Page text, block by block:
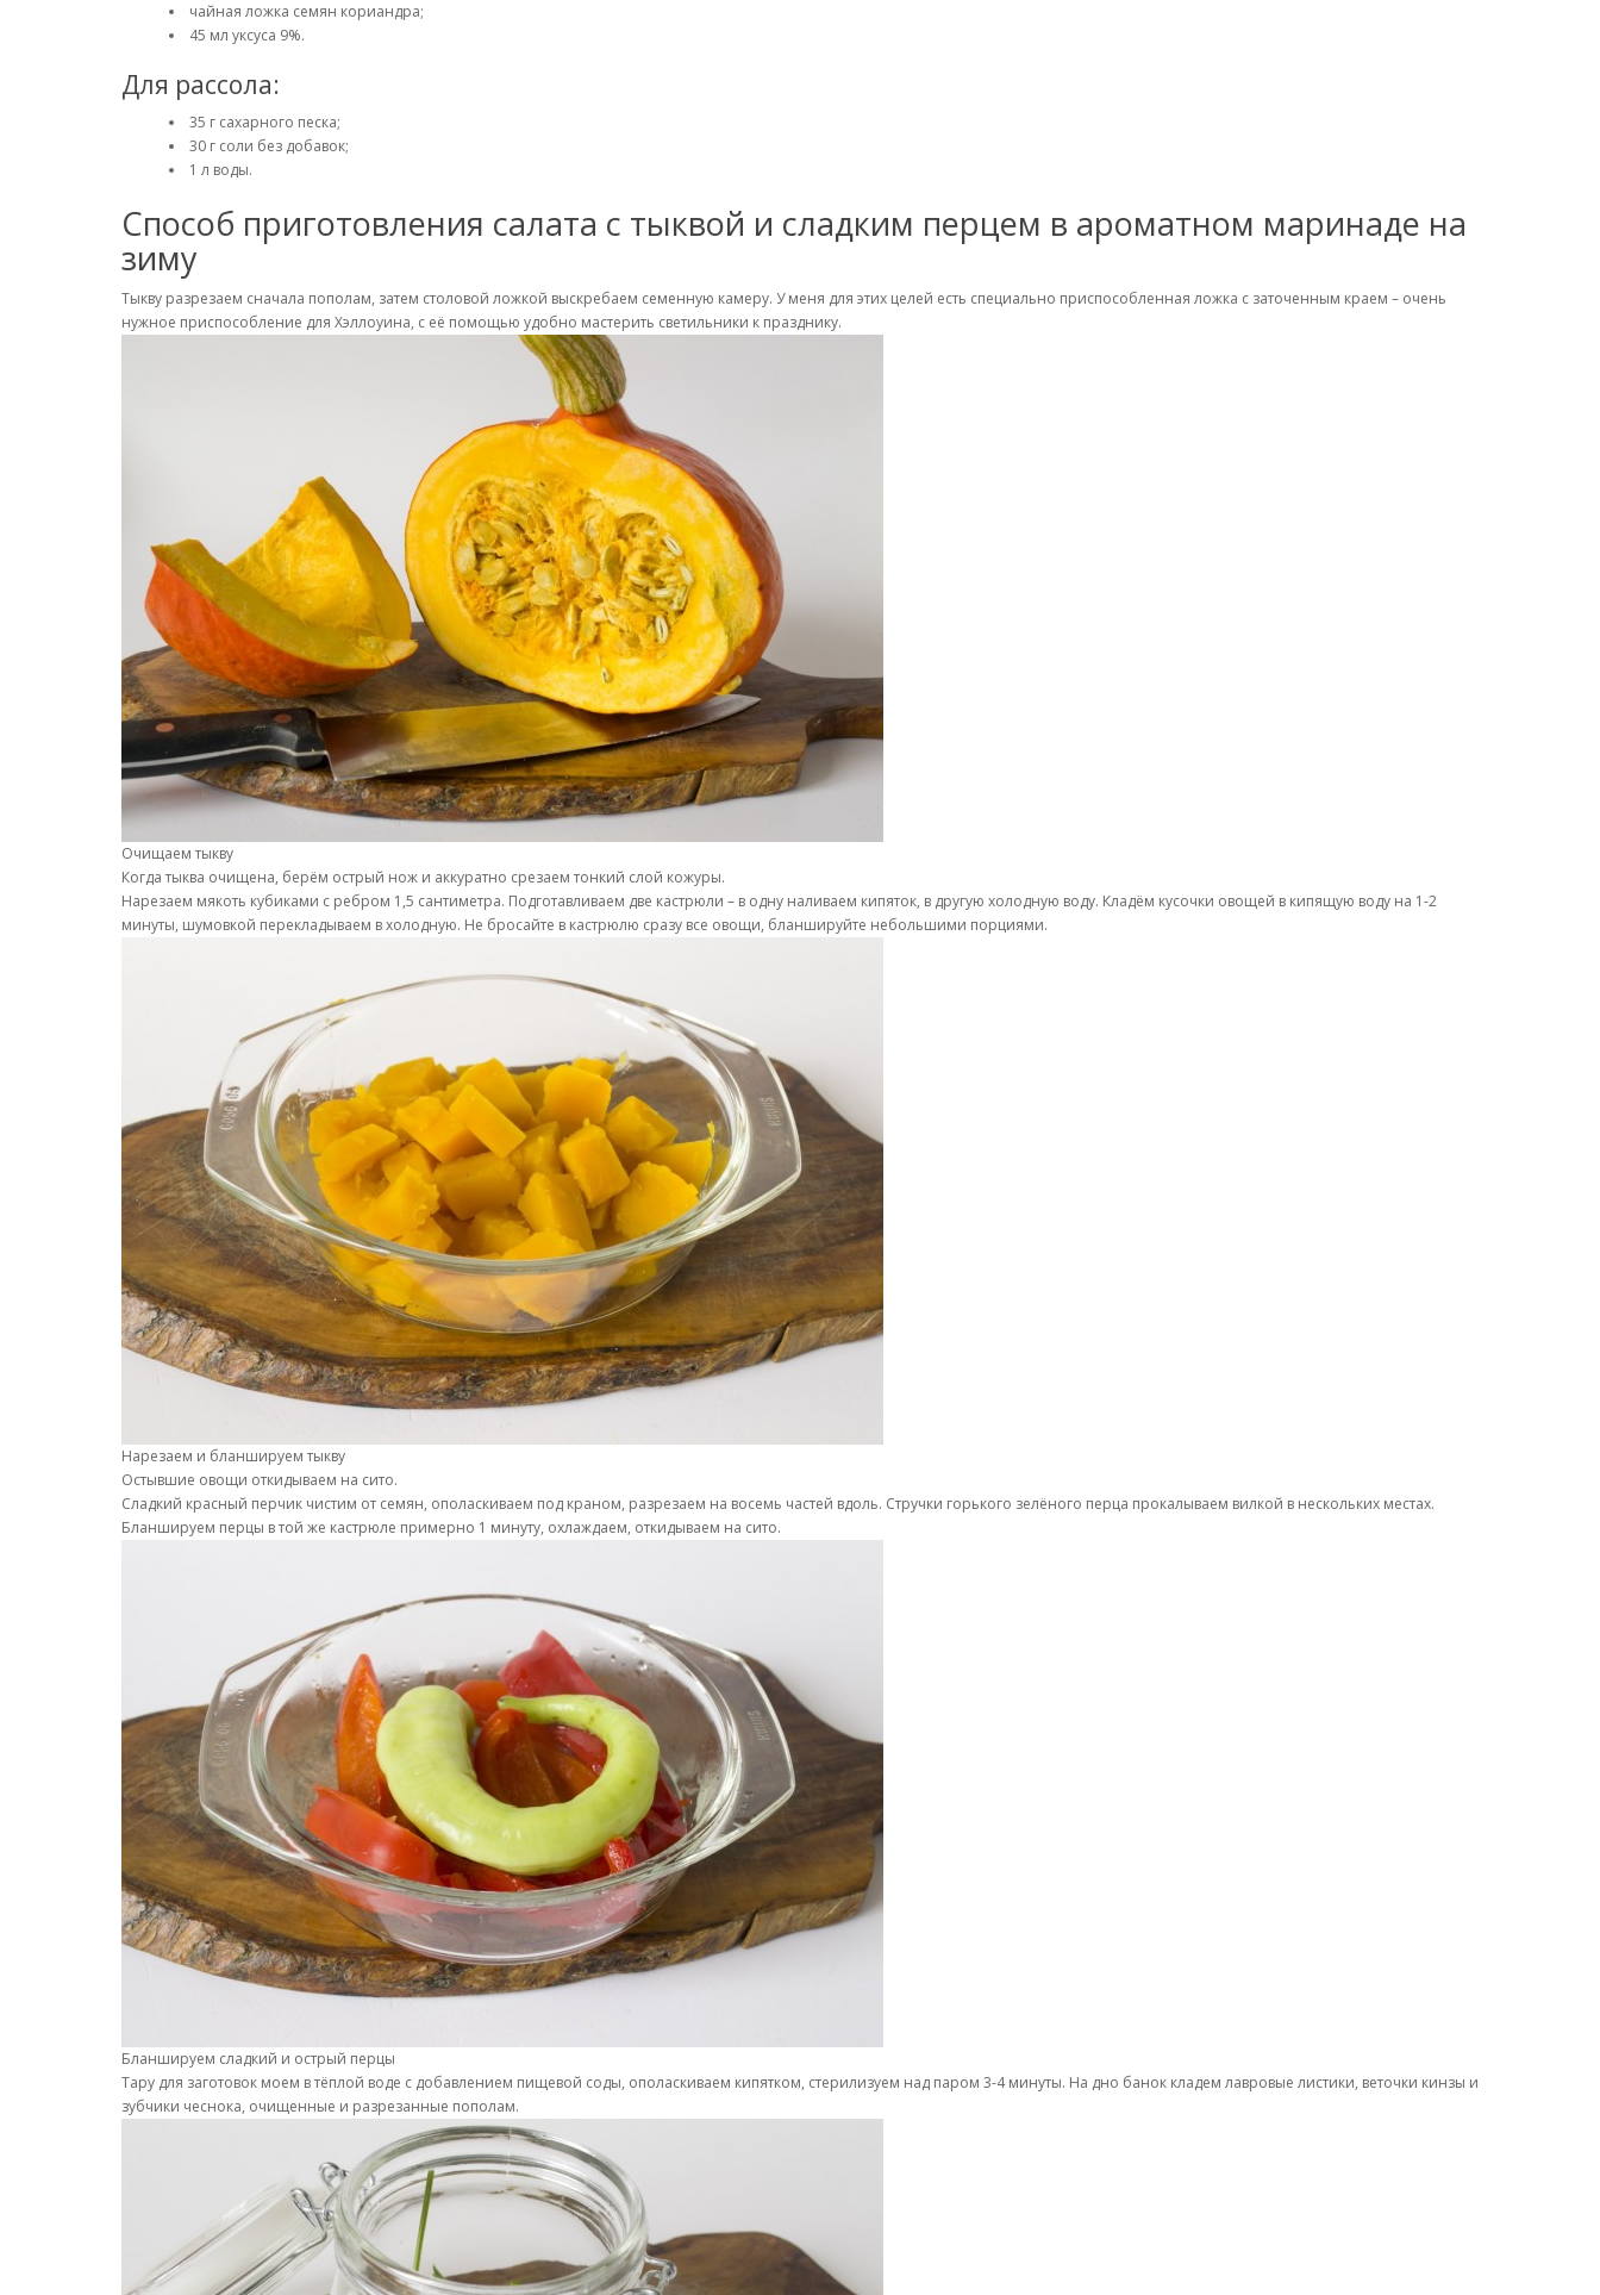
чайная ложка семян кориандра;
45 мл уксуса 9%.
Для рассола:
35 г сахарного песка;
30 г соли без добавок;
1 л воды.
Способ приготовления салата с тыквой и сладким перцем в ароматном маринаде на
зиму
Тыкву разрезаем сначала пополам, затем столовой ложкой выскребаем семенную камеру. У меня для этих целей есть специально приспособленная ложка с заточенным краем – очень
нужное приспособление для Хэллоуина, с её помощью удобно мастерить светильники к празднику.
Очищаем тыкву
Когда тыква очищена, берём острый нож и аккуратно срезаем тонкий слой кожуры.
Нарезаем мякоть кубиками с ребром 1,5 сантиметра. Подготавливаем две кастрюли – в одну наливаем кипяток, в другую холодную воду. Кладём кусочки овощей в кипящую воду на 1-2
минуты, шумовкой перекладываем в холодную. Не бросайте в кастрюлю сразу все овощи, бланшируйте небольшими порциями.
Нарезаем и бланшируем тыкву
Остывшие овощи откидываем на сито.
Сладкий красный перчик чистим от семян, ополаскиваем под краном, разрезаем на восемь частей вдоль. Стручки горького зелёного перца прокалываем вилкой в нескольких местах.
Бланшируем перцы в той же кастрюле примерно 1 минуту, охлаждаем, откидываем на сито.
Бланшируем сладкий и острый перцы
Тару для заготовок моем в тёплой воде с добавлением пищевой соды, ополаскиваем кипятком, стерилизуем над паром 3-4 минуты. На дно банок кладем лавровые листики, веточки кинзы и
зубчики чеснока, очищенные и разрезанные пополам.